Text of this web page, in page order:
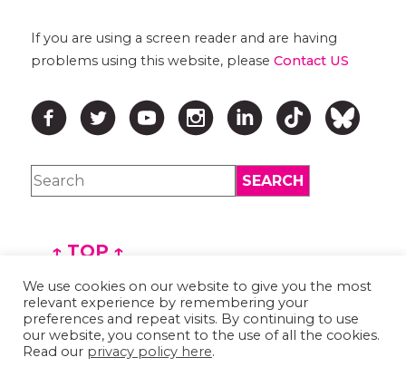
If you are using a screen reader and are having
problems using this website, please Contact US
↑ TOP ↑
We use cookies on our website to give you the most
relevant experience by remembering your
preferences and repeat visits. By continuing to use
our website, you consent to the use of all the cookies.
Read our privacy policy here.